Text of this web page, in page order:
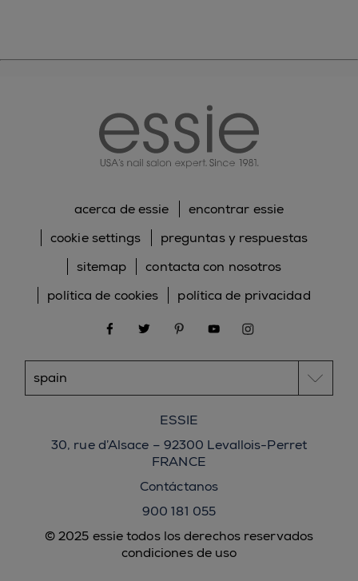
© 2025 essie todos los derechos reservados
condiciones de uso
acerca de essie
encontrar essie
cookie settings
preguntas y respuestas
sitemap
contacta con nosotros
política de cookies
política de privacidad
facebooktwitter pinterestyoutubeinstagram
ESSIE
30, rue d’Alsace – 92300 Levallois-Perret
FRANCE
Contáctanos
900 181 055